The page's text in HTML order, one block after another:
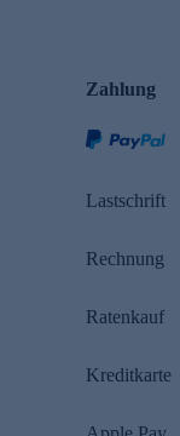
Zahlung
Lastschrift
Rechnung
Ratenkauf
Kreditkarte